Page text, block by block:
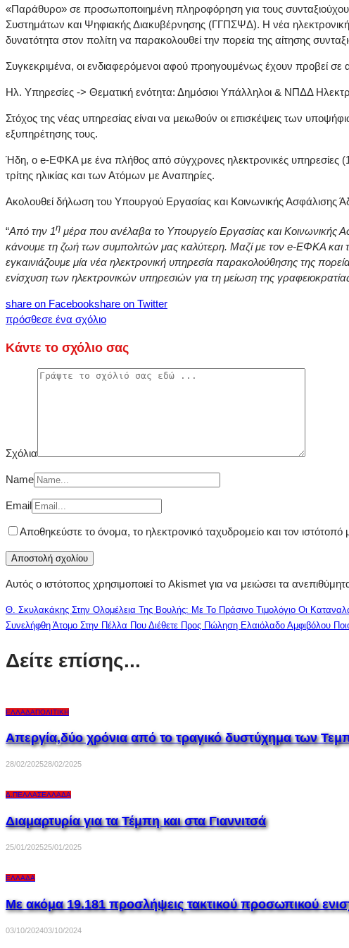
«Παράθυρο» σε προσωποποιημένη πληροφόρηση για τους
Συστημάτων και Ψηφιακής Διακυβέρνησης (ΓΓΠΣΨΔ). Η νέα ηλεκτρονική
δυνατότητα στον πολίτη να παρακολουθεί την πορεία της αίτησης
Συγκεκριμένα, οι ενδιαφερόμενοι αφού προηγουμένως έχουν προβεί
Ηλ. Υπηρεσίες -> Θεματική ενότητα: Δημόσιοι Υπάλληλοι & ΝΠΔΔ
Στόχος της νέας υπηρεσίας είναι να μειωθούν οι επισκέψεις των
εξυπηρέτησης τους.
Ήδη, ο e-ΕΦΚΑ με ένα πλήθος από σύγχρονες ηλεκτρονικές υπηρεσίες
τρίτης ηλικίας και των Ατόμων με Αναπηρίες.
Ακολουθεί δήλωση του Υπουργού Εργασίας και Κοινωνικής Ασφάλισης
“Από την 1η μέρα που ανέλαβα το Υπουργείο Εργασίας και Κοινωνικής
κάνουμε τη ζωή των συμπολιτών μας καλύτερη. Μαζί με τον e-ΕΦΚΑ
εγκαινιάζουμε μία νέα ηλεκτρονική υπηρεσία παρακολούθησης της
ενίσχυση των ηλεκτρονικών υπηρεσιών για τη μείωση της
share on Facebookshare on Twitter
πρόσθεσε ένα σχόλιο
Κάντε το σχόλιο σας
Σχόλια
Name
Email
Αποθηκεύστε το όνομα, το ηλεκτρονικό ταχυδρομείο και τον
Αυτός ο ιστότοπος χρησιμοποιεί το Akismet για να μειώσει τα
Θ. Σκυλακάκης Στην Ολομέλεια Της Βουλής: Με Το Πράσινο Τιμολόγιο Οι
Συνελήφθη Άτομο Στην Πέλλα Που Διέθετε Προς Πώληση Ελαιόλαδο Αμφιβόλου
Δείτε επίσης...
ΕΛΛΆΔΑΠΟΛΙΤΙΚΉ
Aπεργία,δύο χρόνια από το τραγικό δυστύχημα των
28/02/202528/02/2025
Δ.ΠΈΛΛΑΣΕΛΛΆΔΑ
Διαμαρτυρία για τα Τέμπη και στα Γιαννιτσά
25/01/202525/01/2025
ΕΛΛΆΔΑ
Με ακόμα 19.181 προσλήψεις τακτικού προσωπικού
03/10/202403/10/2024